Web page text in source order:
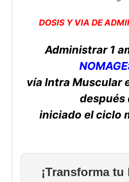
DOSIS Y VIA DE
Administrar 1
vía lntra Muscular
después
iniciado el ciclo
¡Transforma